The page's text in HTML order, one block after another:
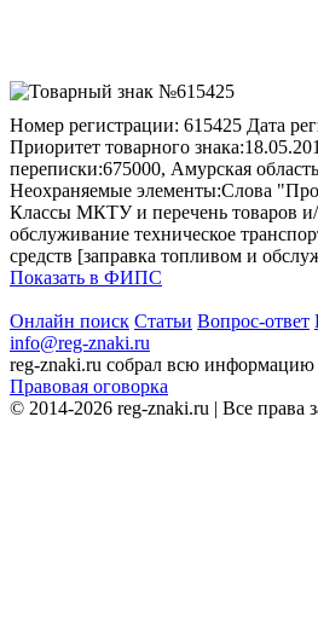
Номер регистрации: 615425 Дата
Приоритет товарного знака:
переписки:675000, Амурская
Неохраняемые элементы:Слова
Классы МКТУ и перечень товаров
обслуживание техническое
средств [заправка топливом и
Показать в ФИПС
Онлайн поиск Статьи Вопрос-ответ
info@reg-znaki.ru
reg-znaki.ru собрал всю информацию
Правовая оговорка
© 2014-2026 reg-znaki.ru | Все права